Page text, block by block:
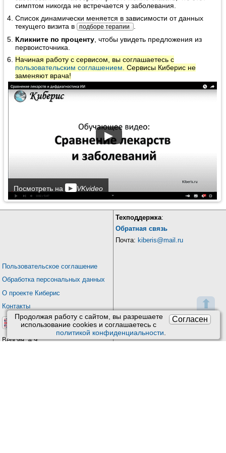
⬆
Согласен
Продолжая работу с сайтом, вы разрешаете
использование сookies и соглашаетесь с
политикой конфиденциальности.
симптом никогда не встречается у заболевания.
Список динамически меняется в зависимости от данных
текущего визита в подборе терапии
.
Кликните по проценту , чтобы увидеть предложения из
первоисточника.
Начиная работу с сервисом, вы соглашаетесь с
пользовательским соглашением . Сервисы Киберис не
заменяют врача!
▶
Посмотреть на ▶ VKvideo
Пользовательское соглашение
Обработка персональных данных
О проекте Киберис
Контакты
Версия: 4.9
Техподдержка:
Обратная связь
Почта: kiberis@mail.ru